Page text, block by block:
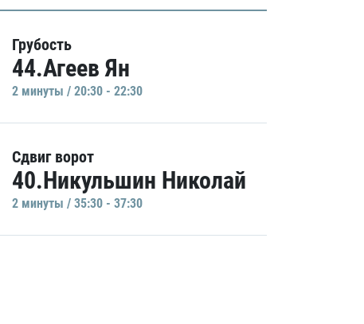
Грубость
44.Агеев Ян
2 минуты / 20:30 - 22:30
Сдвиг ворот
40.Никульшин Николай
2 минуты / 35:30 - 37:30